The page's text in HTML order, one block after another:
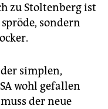
zu Stoltenberg ist
sondern
simplen,
wohl gefallen
der neue